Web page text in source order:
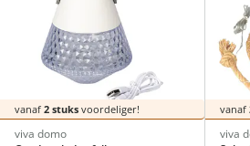
vanaf 2 stuks voordeliger!
viva domo
vanaf
viva